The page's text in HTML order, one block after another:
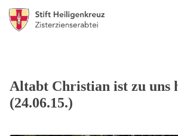
Altabt Christian ist zu uns
(24.06.15.)